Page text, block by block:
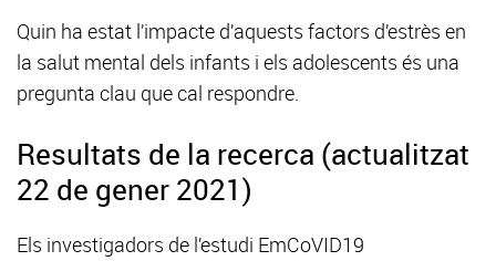
Quin ha estat l’impacte d’aquests factors d’estrès en
la salut mental dels infants i els adolescents és una
pregunta clau que cal respondre.
Resultats de la recerca (actualitzat
22 de gener 2021)
Els investigadors de l’estudi EmCoVID19